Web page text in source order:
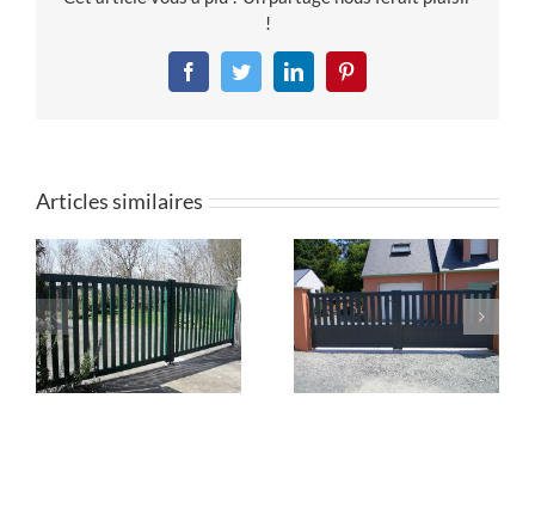
!
FacebookTwitterLinkedInPinterest
Articles similaires